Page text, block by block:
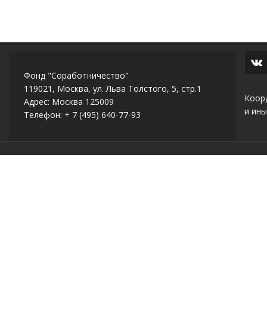
Фонд "Соработничество"
119021, Москва, ул. Льва Толстого, 5, стр.1
Адрес: Москва 125009
Телефон: + 7 (495) 640-77-93
и